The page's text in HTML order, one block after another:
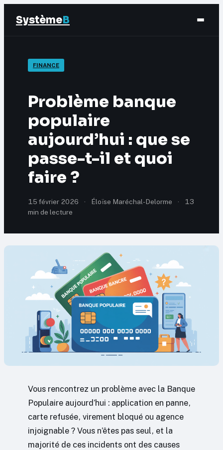
SystèmeB
Finance
Éducation & Emploi
Marketing
FINANCE
Problème banque
populaire
aujourd’hui : que se
passe-t-il et quoi
faire ?
15 février 2026 · Éloïse Maréchal-Delorme ·
13
min de lecture
Vous rencontrez un problème avec la Banque
Populaire aujourd’hui : application en panne,
carte refusée, virement bloqué ou agence
injoignable ? Vous n’êtes pas seul, et la
majorité de ces incidents ont des causes